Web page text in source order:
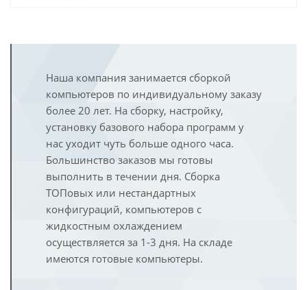
Наша компания занимается сборкой
компьютеров по индивидуальному заказу
более 20 лет. На сборку, настройку,
установку базового набора программ у
нас уходит чуть больше одного часа.
Большинство заказов мы готовы
выполнить в течении дня. Сборка
ТОПовых или нестандартных
конфигураций, компьютеров с
жидкостным охлаждением
осуществляется за 1-3 дня. На складе
имеются готовые компьютеры.